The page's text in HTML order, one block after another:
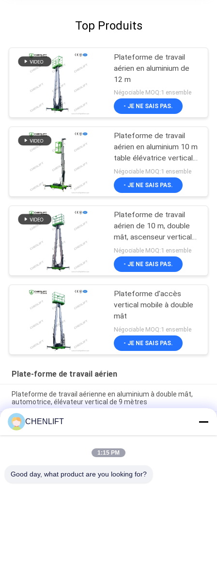
Top Produits
Plateforme de travail
aérien en aluminium de
12 m
Négociable MOQ:1 ensemble
- JE NE SAIS PAS.
Plateforme de travail
aérien en aluminium 10 m
table élévatrice verticale
à mât unique
Négociable MOQ:1 ensemble
- JE NE SAIS PAS.
Plateforme de travail
aérien de 10 m, double
mât, ascenseur vertical
avec plateforme
d'extension
Négociable MOQ:1 ensemble
- JE NE SAIS PAS.
Plateforme d'accès
vertical mobile à double
mât
Négociable MOQ:1 ensemble
- JE NE SAIS PAS.
Plate-forme de travail aérien
Plateforme de travail aérienne en aluminium à double mât,
automotrice, élévateur vertical de 9 mètres
Plateforme de travail aérienne de 10 mètres de hauteur, à
double mât, table élévatrice hydraulique verticale
Plateforme de travail aérien en aluminium avec hauteur de
levage de 14 m, hauteur de plateforme quadruple mât de 300
CHENLIFT
1:15 PM
Good day, what product are you looking for?